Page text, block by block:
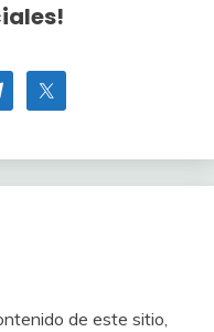
de este sitio,